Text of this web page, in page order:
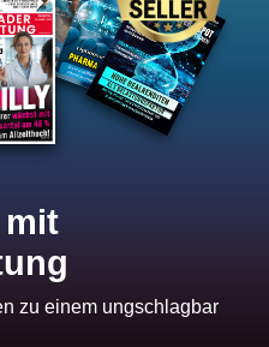
mit
zu einem ungschlagbar